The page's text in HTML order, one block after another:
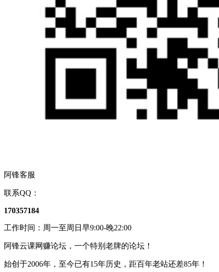
阿锋客服
联系QQ：
170357184
工作时间：周一至周日早9:00-晚22:00
阿锋云课网赚论坛，一个特别老牌的论坛！
始创于2006年，至今已有15年历史，距百年老站还差85年！